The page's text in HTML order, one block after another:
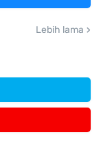
Lebih lama